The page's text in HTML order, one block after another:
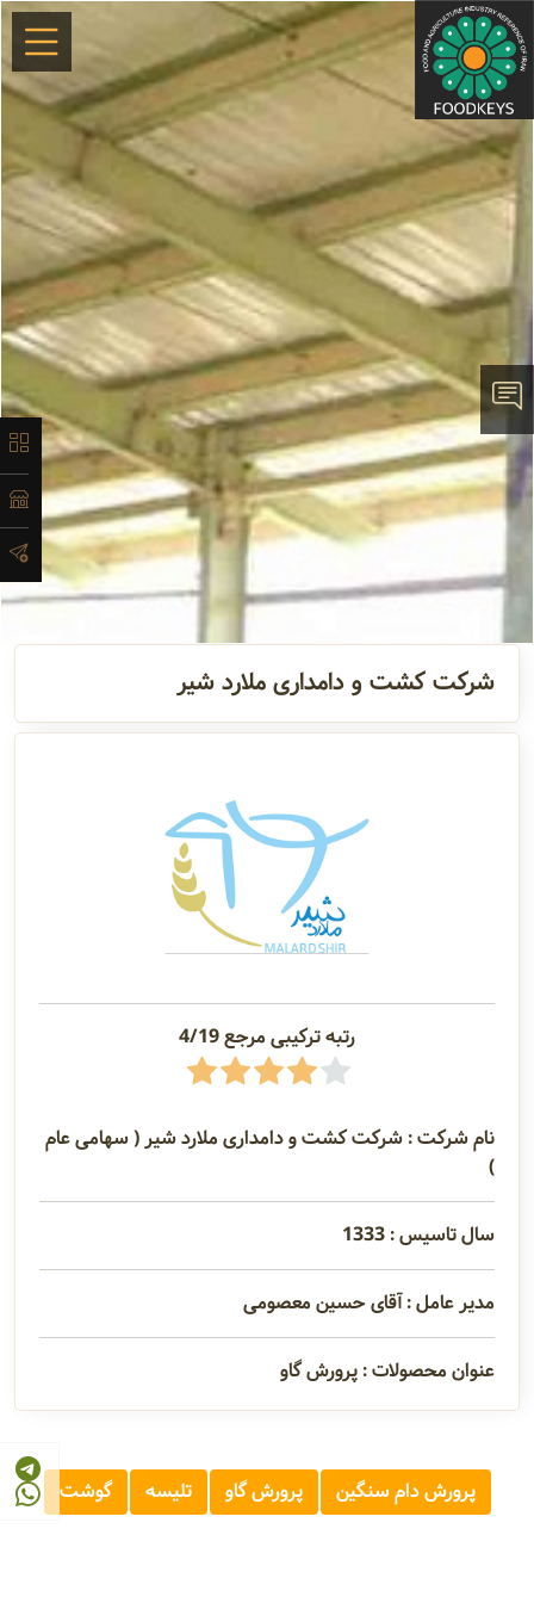
×
معرفی
تاریخچه
لیست
محصولات
آدرس و
اطلاعات
تماس
مدیران و
شرکت
شرکت کشت و دامداری ملارد شیر
رتبه ترکیبی مرجع 4/19
نام شرکت : شرکت کشت و دامداری ملارد شیر ( سهامی عام
)
سال تاسیس : 1333
مدیر عامل : آقای حسین معصومی
عنوان محصولات : پرورش گاو
پرورش دام سنگین پرورش گاو تلیسه گوشت